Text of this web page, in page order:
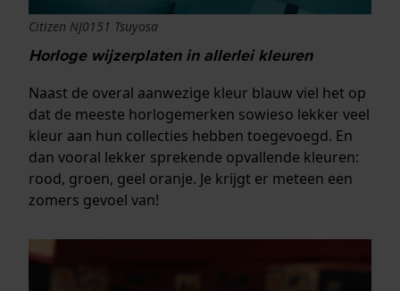
Citizen NJ0151 Tsuyosa
Horloge wijzerplaten in allerlei kleuren
Naast de overal aanwezige kleur blauw viel het op
dat de meeste horlogemerken sowieso lekker veel
kleur aan hun collecties hebben toegevoegd. En
dan vooral lekker sprekende opvallende kleuren:
rood, groen, geel oranje. Je krijgt er meteen een
zomers gevoel van!